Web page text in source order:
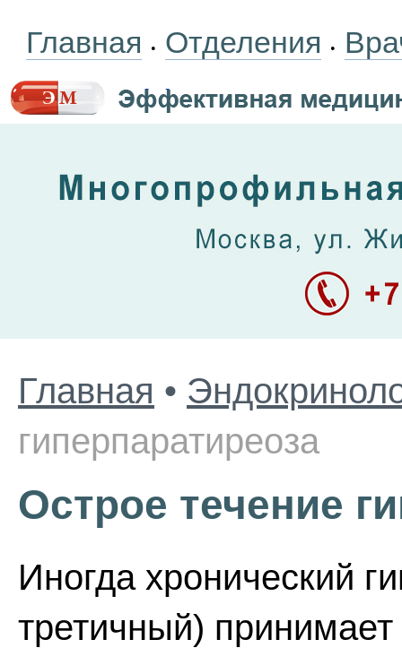
Главная • Отделения •
Главная •
гиперпаратиреоза
Острое течение
Иногда хронический
третичный)